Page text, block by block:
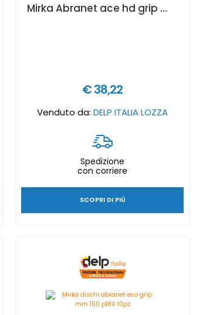
Mirka Abranet ace hd grip mm. 225 p60 5 pz
€ 38,22
Venduto da:DELP ITALIA LOZZA
Spedizione
con corriere
SCOPRI DI PIÙ